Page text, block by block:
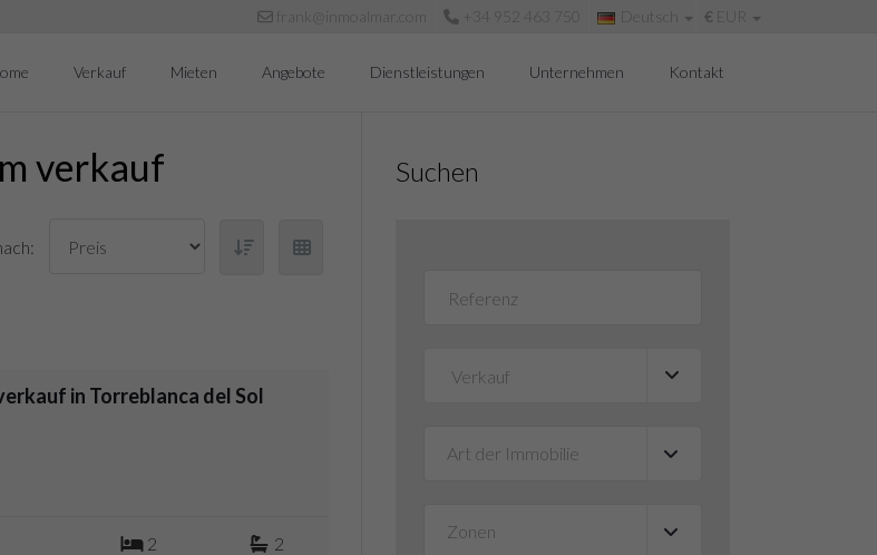
frank@inmoalmar.com +34 952 463 750 Deutsch € EUR
Verkauf Mieten Angebote Dienstleistungen Unternehmen Kontakt
verkauf
in Torreblanca del Sol
2 2
Suchen
Art der Immobilie ▼
Zonen ▼